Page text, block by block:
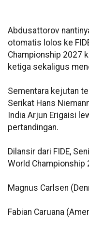
Abdusattorov
otomatis lolos ke
Championship 2027
ketiga sekaligus
Sementara kejutan
Serikat Hans
India Arjun Erigaisi
pertandingan.
Dilansir dari FIDE,
World Championship
Magnus Carlsen
Fabian Caruana